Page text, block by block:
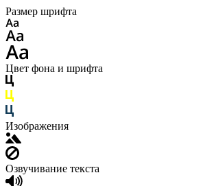
Размер шрифта
Цвет фона и шрифта
Изображения
Озвучивание текста